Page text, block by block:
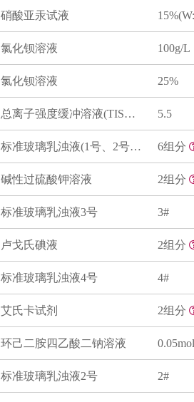
硝酸亚汞试液
氯化钡溶液 100g/L
氯化钡溶液 25%
总离子强度缓冲溶液(TISAB) 5.5
标准玻璃乳浊液(1号、2号、3号、4号、5号、6号) 6组分
碱性过硫酸钾溶液 2组分
标准玻璃乳浊液3号 3#
卢戈氏碘液 2组分
标准玻璃乳浊液4号 4#
艾氏卡试剂 2组分
环己二胺四乙酸二钠溶液
标准玻璃乳浊液2号 2#